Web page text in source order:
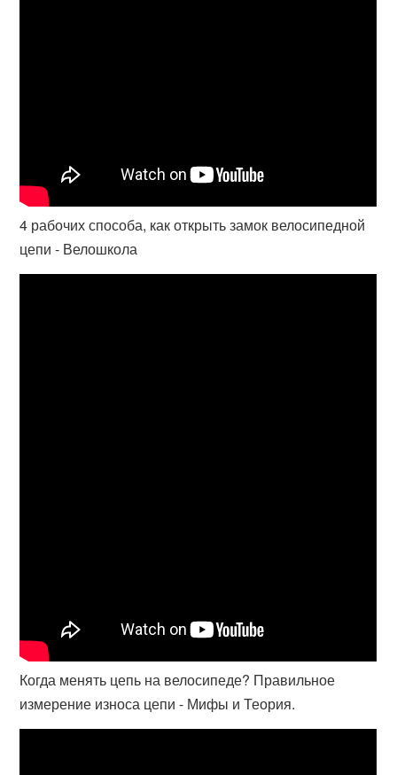
4 рабочих способа, как открыть замок велосипедной
цепи - Велошкола
Когда менять цепь на велосипеде? Правильное
измерение износа цепи - Мифы и Теория.